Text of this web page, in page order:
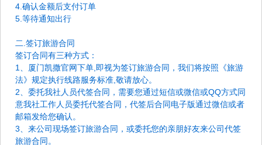
4.确认金额后支付订单
5.等待通知出行
二.签订旅游合同
签订合同有三种方式：
1、厦门凯撒官网下单,即视为签订旅游合同，我们将按照《旅游
法》规定执行线路服务标准,敬请放心。
2、委托我社人员代签合同，需要您通过短信或微信或QQ方式同
意我社工作人员委托代签合同，代签后合同电子版通过微信或者
邮箱发给您确认。
3、来公司现场签订旅游合同，或委托您的亲朋好友来公司代签
旅游合同。